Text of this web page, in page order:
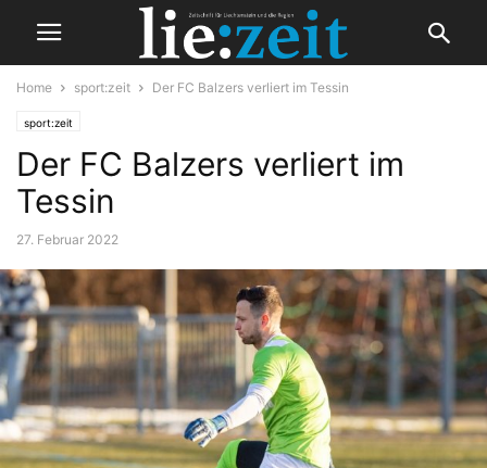
Home sport:zeit Der FC Balzers verliert im Tessin
sport:zeit
Der FC Balzers verliert im
Tessin
27. Februar 2022